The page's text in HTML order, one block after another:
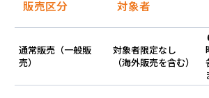
車いすラグビー「セッションスケジ
が生じたため、販売見合わせとな
2026.07.01
競技会場へのアクセス情報のご案内
販売区分 対象者
通常販売（一般販
売）
対象者限定なし
（海外販売を含む）